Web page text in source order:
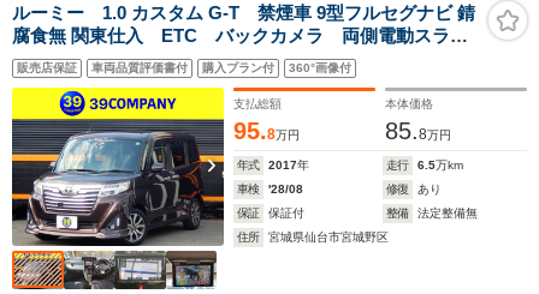
ルーミー 1.0 カスタム G-T 禁煙車 9型フルセグナビ 錆
腐食無 関東仕入 ETC バックカメラ 両側電動スライ
ドドア オートクルーズコントロール 衝突被害軽減シ
ステム オートライト LEDヘッドランプ 後席モニタ
ー スマートキー
販売店保証 車両品質評価書付 購入プラン付 360°画像付
支払総額
95.8万円
本体価格
85.8万円
年式 2017年 走行 6.5万km
車検
'28/08 修復
あり
保証
保証付 整備
法定整備無
住所
宮城県仙台市宮城野区